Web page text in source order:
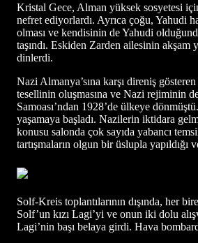
Kristal Gece, Alman yüksek sosyetesi
nefret ediyorlardı. Ayrıca çoğu, Yahudi
olması ve kendisinin de Yahudi
taşındı. Eskiden Zarden ailesinin
dinlerdi.
Nazi Almanya’sına karşı direniş
tesellinin oluşmasına ve Nazi rejiminin
Samoası’ndan 1928’de ülkeye
yaşamaya başladı. Nazilerin iktidara
konusu salonda çok sayıda yabancı
tartışmaların olgun bir üslupla
Solf-Kreis toplantılarının dışında, her
Solf’un kızı Lagi’yi ve onun iki dolu
Lagi’nin başı belaya girdi. Hava